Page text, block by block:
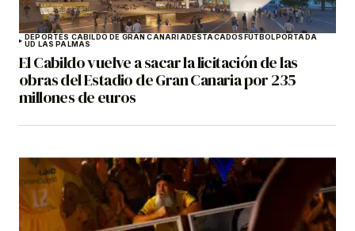
DEPORTES CABILDO DE GRAN CANARIADESTACADOSFÚTBOLPORTADA
UD LAS PALMAS
El Cabildo vuelve a sacar la licitación de las
obras del Estadio de Gran Canaria por 235
millones de euros